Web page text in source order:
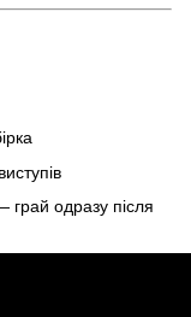
грай одразу після